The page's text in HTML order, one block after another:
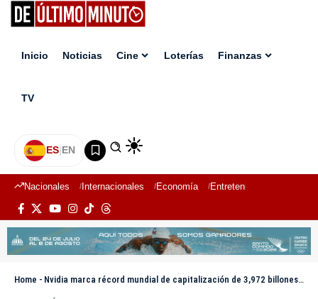
Inicio Noticias Cine Loterías Finanzas
TV
ES|EN
Nacionales Internacionales Economía Entretenimiento
Home - Nvidia marca récord mundial de capitalización de 3,972 billones al cierre de Wall Street